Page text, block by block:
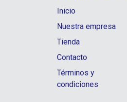
Inicio
Nuestra empresa
Tienda
Contacto
Términos y
condiciones